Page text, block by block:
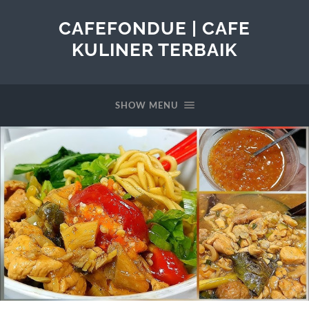
CAFEFONDUE | CAFE
KULINER TERBAIK
SHOW MENU